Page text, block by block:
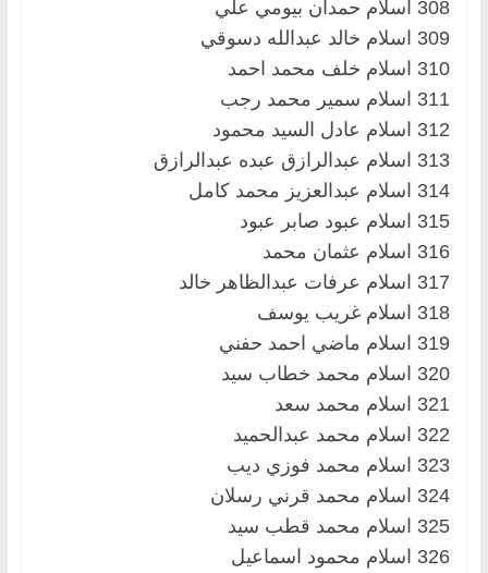
308 اسلام حمدان بيومي علي
309 اسلام خالد عبدالله دسوقي
310 اسلام خلف محمد احمد
311 اسلام سمير محمد رجب
312 اسلام عادل السيد محمود
313 اسلام عبدالرازق عبده عبدالرازق
314 اسلام عبدالعزيز محمد كامل
315 اسلام عبود صابر عبود
316 اسلام عثمان محمد
317 اسلام عرفات عبدالظاهر خالد
318 اسلام غريب يوسف
319 اسلام ماضي احمد حفني
320 اسلام محمد خطاب سيد
321 اسلام محمد سعد
322 اسلام محمد عبدالحميد
323 اسلام محمد فوزي ديب
324 اسلام محمد قرني رسلان
325 اسلام محمد قطب سيد
326 اسلام محمود اسماعيل